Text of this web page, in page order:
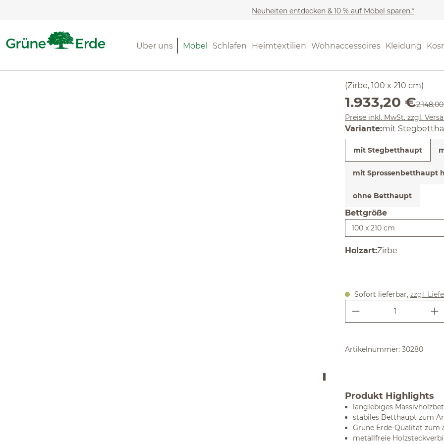
Neuheiten entdecken & 10 % auf Möbel sparen.*
Möbel Schlafen Heimtextilien Wohnaccessoires Kleidung
Über uns (4.75) 97
(Zirbe, 100 x 210 cm)
Verkaufspreis:
1.933,20 €
Preise inkl. MwSt. zzgl.
Variante:mit
mit Stegbetthaupt
mit Sprossenbetthaupt
ohne Betthaupt
Bettgröße
auswählen
Holzartauswählen
:Zirbe
Sofort lieferbar, zzgl.
Produkt
Artikelnummer: 30280
Produkt Highlights
langlebiges
stabiles Betthaupt zum
Grüne Erde-Qualität zum
metallfreie